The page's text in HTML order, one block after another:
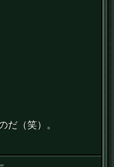
だ（笑）。